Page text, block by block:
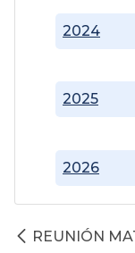
2024
2025
2026
REUNIÓN